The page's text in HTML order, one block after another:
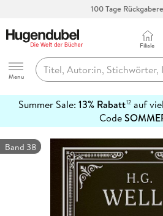
100 Tage
Hugendubel
Menu
Filiale
Summer Sale: 13% Rabatt12auf
Code
erfahren
Band 38